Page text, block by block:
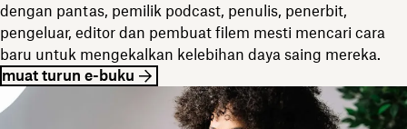
dengan pantas, pemilik podcast, penulis, penerbit,
pengeluar, editor dan pembuat filem mesti mencari cara
baru untuk mengekalkan kelebihan daya saing mereka.
muat turun e-buku